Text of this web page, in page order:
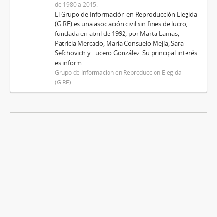
de 1980 a 2015.
El Grupo de Información en Reproducción Elegida
(GIRE) es una asociación civil sin fines de lucro,
fundada en abril de 1992, por Marta Lamas,
Patricia Mercado, María Consuelo Mejía, Sara
Sefchovich y Lucero González. Su principal interés
es inform...
Grupo de Información en Reproducción Elegida
(GIRE)